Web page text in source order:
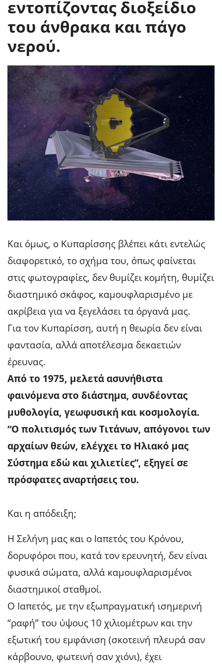
εντοπίζοντας διοξείδιο
του άνθρακα και πάγο
νερού.
Και όμως, ο Κυπαρίσσης βλέπει κάτι εντελώς
διαφορετικό, το σχήμα του, όπως φαίνεται
στις φωτογραφίες, δεν θυμίζει κομήτη, θυμίζει
διαστημικό σκάφος, καμουφλαρισμένο με
ακρίβεια για να ξεγελάσει τα όργανά μας.
Για τον Κυπαρίσση, αυτή η θεωρία δεν είναι
φαντασία, αλλά αποτέλεσμα δεκαετιών
έρευνας.
Από το 1975, μελετά ασυνήθιστα
φαινόμενα στο διάστημα, συνδέοντας
μυθολογία, γεωφυσική και κοσμολογία.
“Ο πολιτισμός των Τιτάνων, απόγονοι των
αρχαίων θεών, ελέγχει το Ηλιακό μας
Σύστημα εδώ και χιλιετίες”, εξηγεί σε
πρόσφατες αναρτήσεις του.
Και η απόδειξη;
Η Σελήνη μας και ο Ιαπετός του Κρόνου,
δορυφόροι που, κατά τον ερευνητή, δεν είναι
φυσικά σώματα, αλλά καμουφλαρισμένοι
διαστημικοί σταθμοί.
Ο Ιαπετός, με την εξωπραγματική ισημερινή
“ραφή” του ύψους 10 χιλιομέτρων και την
εξωτική του εμφάνιση (σκοτεινή πλευρά σαν
κάρβουνο, φωτεινή σαν χιόνι), έχει